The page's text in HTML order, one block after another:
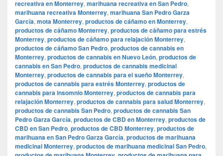
recreativa en Monterrey, marihuana recreativa en San Pedro,
marihuana recreativa Monterrey, marihuana San Pedro Garza
García, mota Monterrey, productos de cáñamo en Monterrey,
productos de cáñamo Monterrey, productos de cáñamo para estrés
Monterrey, productos de cáñamo para relajación Monterrey,
productos de cáñamo San Pedro, productos de cannabis en
Monterrey, productos de cannabis en Nuevo León, productos de
cannabis en San Pedro, productos de cannabis medicinal
Monterrey, productos de cannabis para el sueño Monterrey,
productos de cannabis para estrés Monterrey, productos de
cannabis para insomnio Monterrey, productos de cannabis para
relajación Monterrey, productos de cannabis para salud Monterrey,
productos de cannabis San Pedro, productos de cannabis San
Pedro Garza García, productos de CBD en Monterrey, productos de
CBD en San Pedro, productos de CBD Monterrey, productos de
marihuana en San Pedro Garza García, productos de marihuana
medicinal Monterrey, productos de marihuana medicinal San Pedro,